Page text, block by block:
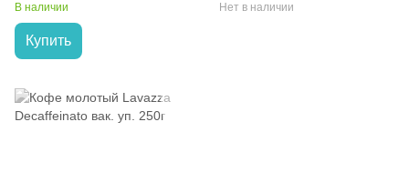
В наличии
Купить
Нет в наличии